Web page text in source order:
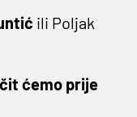
ili Poljak
ćemo prije